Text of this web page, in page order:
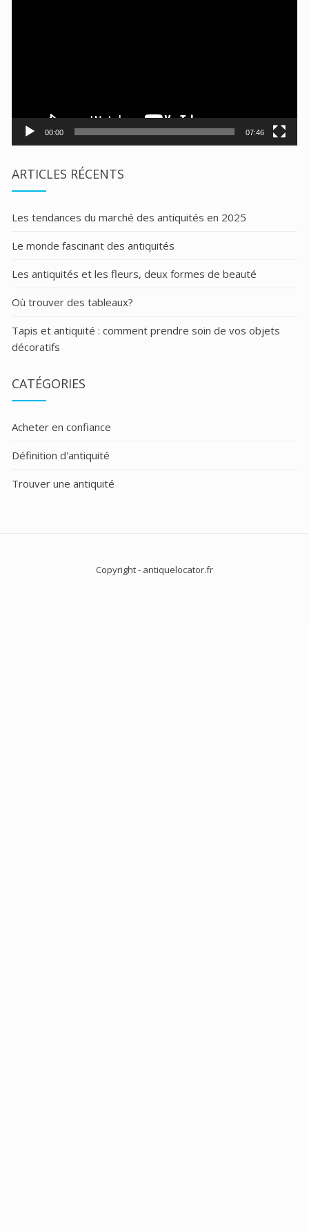
00:00 07:46
ARTICLES RÉCENTS
Les tendances du marché des antiquités en 2025
Le monde fascinant des antiquités
Les antiquités et les fleurs, deux formes de beauté
Où trouver des tableaux?
Tapis et antiquité : comment prendre soin de vos objets
décoratifs
CATÉGORIES
Acheter en confiance
Définition d'antiquité
Trouver une antiquité